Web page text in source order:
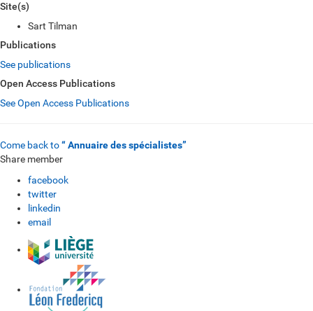
Site(s)
Sart Tilman
Publications
See publications
Open Access Publications
See Open Access Publications
Come back to“ Annuaire des spécialistes”
Share member
facebook
twitter
linkedin
email